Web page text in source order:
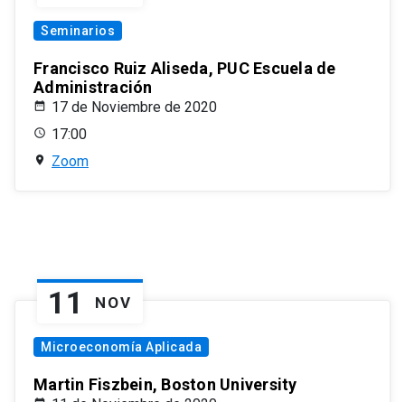
Seminarios
Francisco Ruiz Aliseda, PUC Escuela de
Administración
17 de Noviembre de 2020
17:00
Zoom
11 NOV
Microeconomía Aplicada
Martin Fiszbein, Boston University